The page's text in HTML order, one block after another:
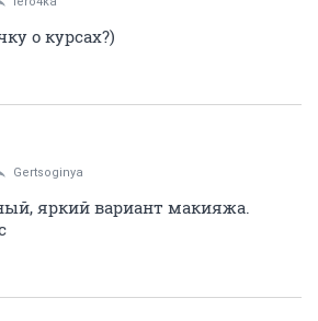
о курсах?)
Gertsoginya
яркий вариант макияжа.